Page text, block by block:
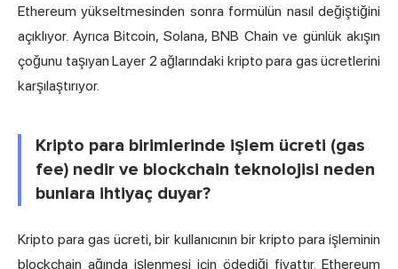
Ethereum yükseltmesinden sonra formülün nasıl değiştiğini
açıklıyor. Ayrıca Bitcoin, Solana, BNB Chain ve günlük akışın
çoğunu taşıyan Layer 2 ağlarındaki kripto para gas ücretlerini
karşılaştırıyor.
Kripto para birimlerinde işlem ücreti (gas
fee) nedir ve blockchain teknolojisi neden
bunlara ihtiyaç duyar?
Kripto para gas ücreti, bir kullanıcının bir kripto para işleminin
blockchain ağında işlenmesi için ödediği fiyattır. Ethereum